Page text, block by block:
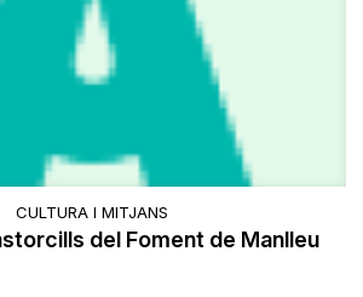
CULTURA I MITJANS
del Foment de Manlleu